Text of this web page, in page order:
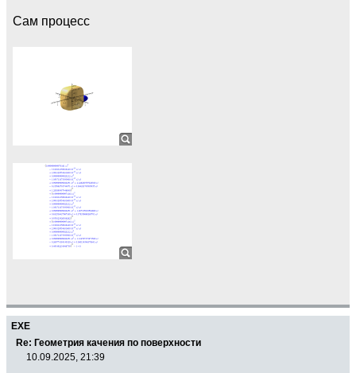
Сам процесс
EXE
Re: Геометрия качения по поверхности
10.09.2025, 21:39